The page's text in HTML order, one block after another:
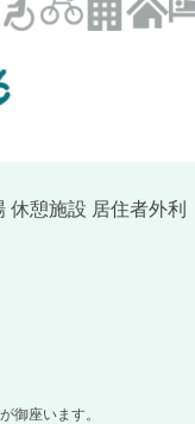
休憩施設 居住者外利
御座います。